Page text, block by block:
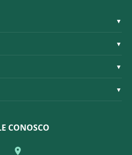
▼
▼
▼
▼
CONOSCO